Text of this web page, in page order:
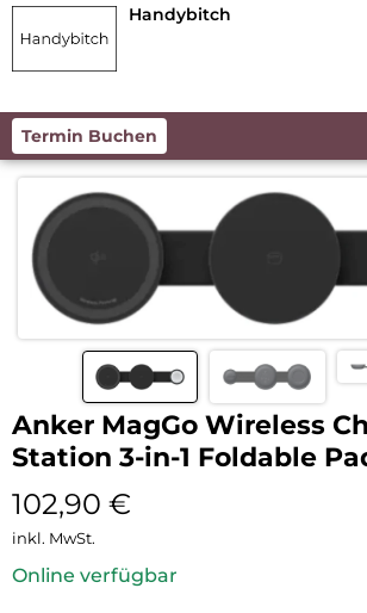
Handybitch
Termin Buchen
Anker MagGo Wireless
Station 3-in-1 Foldable
102,90 €
inkl. MwSt.
Online verfügbar